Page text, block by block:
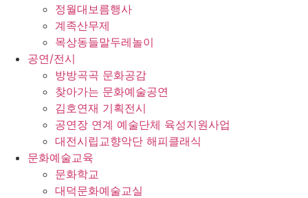
정월대보름행사
계족산무제
목상동들말두레놀이
공연/전시
방방곡곡 문화공감
찾아가는 문화예술공연
김호연재 기획전시
공연장 연계 예술단체 육성지원사업
대전시립교향악단 해피클래식
문화예술교육
문화학교
대덕문화예술교실